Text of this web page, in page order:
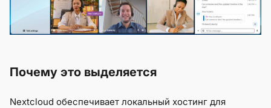
Почему это выделяется
Nextcloud обеспечивает локальный хостинг для